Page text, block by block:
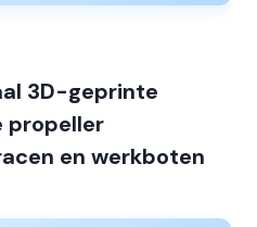
3D-geprinte
propeller
en werkboten